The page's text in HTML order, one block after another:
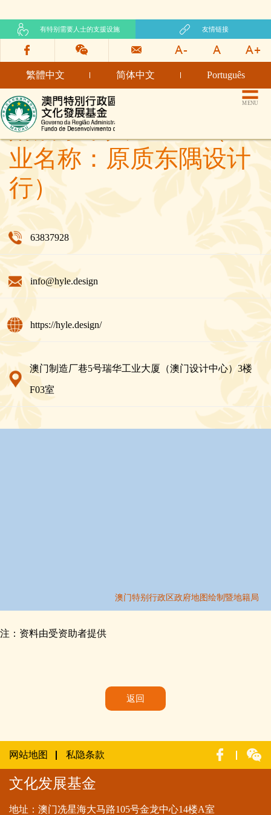
有特别需要人士的支援设施 友情链接
繁體中文 简体中文 Português
文化发展基金网页 MENU
萧启东个人企业主（企
业名称：原质东隅设计
行）
63837928
info@hyle.design
https://hyle.design/
澳门制造厂巷5号瑞华工业大厦（澳门设计中心）3楼
F03室
注：资料由受资助者提供
返回
网站地图 私隐条款
文化发展基金
地址：澳门冼星海大马路105号金龙中心14楼A室